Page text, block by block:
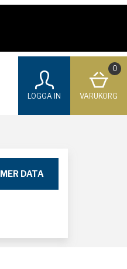
LOGGA IN
0
VARUKORG
MER DATA